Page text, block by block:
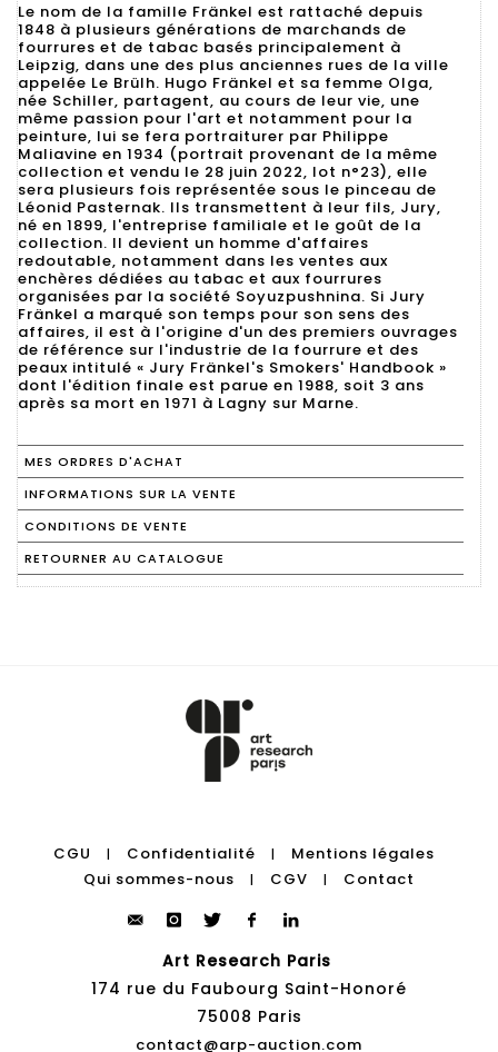
Le nom de la famille Fränkel est rattaché depuis
1848 à plusieurs générations de marchands de
fourrures et de tabac basés principalement à
Leipzig, dans une des plus anciennes rues de la ville
appelée Le Brülh. Hugo Fränkel et sa femme Olga,
née Schiller, partagent, au cours de leur vie, une
même passion pour l'art et notamment pour la
peinture, lui se fera portraiturer par Philippe
Maliavine en 1934 (portrait provenant de la même
collection et vendu le 28 juin 2022, lot n°23), elle
sera plusieurs fois représentée sous le pinceau de
Léonid Pasternak. Ils transmettent à leur fils, Jury,
né en 1899, l'entreprise familiale et le goût de la
collection. Il devient un homme d'affaires
redoutable, notamment dans les ventes aux
enchères dédiées au tabac et aux fourrures
organisées par la société Soyuzpushnina. Si Jury
Fränkel a marqué son temps pour son sens des
affaires, il est à l'origine d'un des premiers ouvrages
de référence sur l'industrie de la fourrure et des
peaux intitulé « Jury Fränkel's Smokers' Handbook »
dont l'édition finale est parue en 1988, soit 3 ans
après sa mort en 1971 à Lagny sur Marne.
MES ORDRES D'ACHAT
INFORMATIONS SUR LA VENTE
CONDITIONS DE VENTE
RETOURNER AU CATALOGUE
CGU | Confidentialité |
Mentions légales
Qui sommes-nous
| CGV | Contact
Art Research Paris
174 rue du Faubourg Saint-Honoré
75008 Paris
contact@arp-auction.com